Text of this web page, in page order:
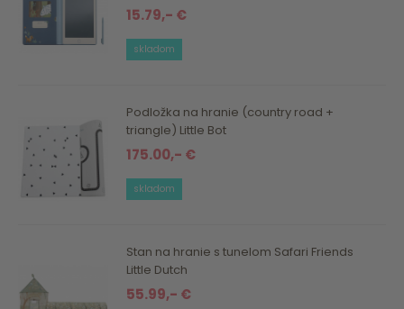
15.79,- €
skladom
Podložka na hranie (country road +
triangle) Little Bot
175.00,- €
skladom
Stan na hranie s tunelom Safari Friends
Little Dutch
55.99,- €